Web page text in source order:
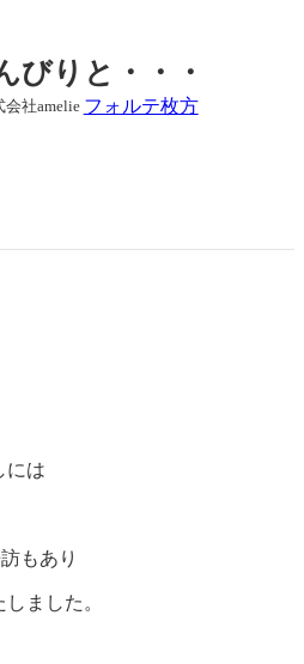
びりと・・・
会社amelie フォルテ枚方
には
もあり
ました。